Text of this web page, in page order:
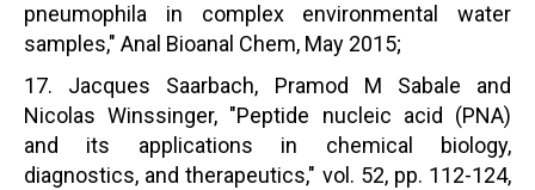
pneumophila in complex environmental water
samples," Anal Bioanal Chem, May 2015;
17. Jacques Saarbach, Pramod M Sabale and
Nicolas Winssinger, "Peptide nucleic acid (PNA)
and its applications in chemical biology,
diagnostics, and therapeutics," vol. 52, pp. 112-124,